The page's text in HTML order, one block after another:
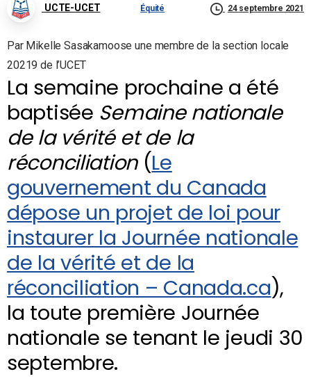
UCTE-UCET Équité 24 septembre 2021
Par Mikelle Sasakamoose une membre de la section locale
20219 de l’UCET
La semaine prochaine a été
baptisée Semaine nationale
de la vérité et de la
réconciliation (Le
gouvernement du Canada
dépose un projet de loi pour
instaurer la Journée nationale
de la vérité et de la
réconciliation – Canada.ca),
la toute première Journée
nationale se tenant le jeudi 30
septembre.